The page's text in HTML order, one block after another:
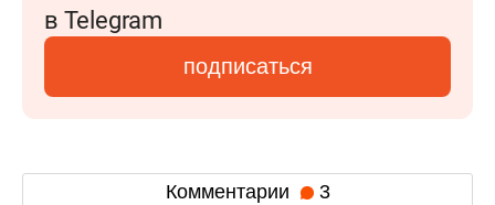
в Telegram
подписаться
Комментарии 3